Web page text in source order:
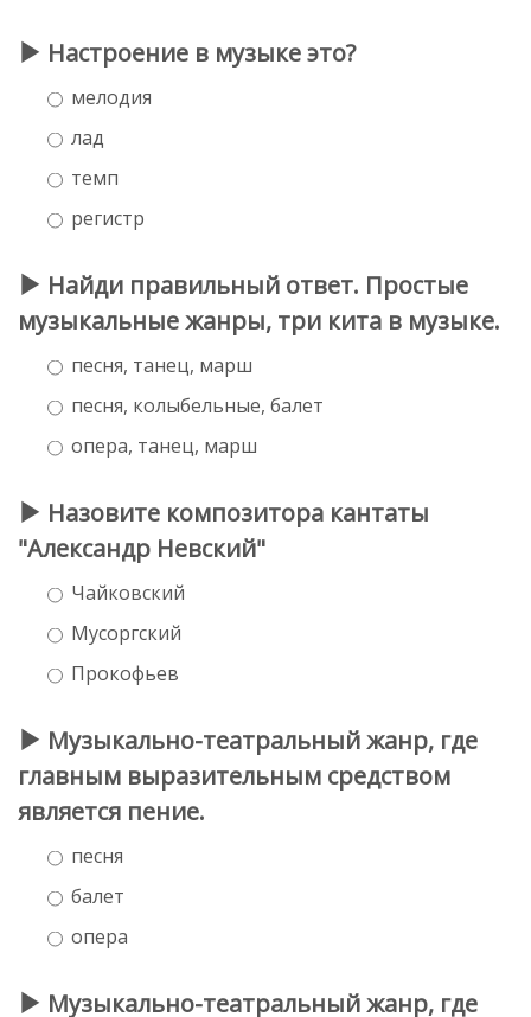
Настроение в музыке это?
мелодия
лад
темп
регистр
Найди правильный ответ. Простые
музыкальные жанры, три кита в музыке.
песня, танец, марш
песня, колыбельные, балет
опера, танец, марш
Назовите композитора кантаты
"Александр Невский"
Чайковский
Мусоргский
Прокофьев
Музыкально-театральный жанр, где
главным выразительным средством
является пение.
песня
балет
опера
Музыкально-театральный жанр, где